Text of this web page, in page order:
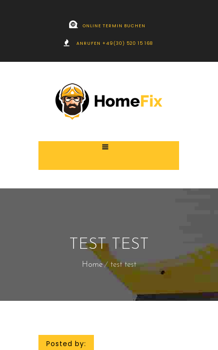
ONLINE TERMIN BUCHEN
ANRUFEN +49(30) 520 15 168
TEST TEST
Home test test
Posted by: